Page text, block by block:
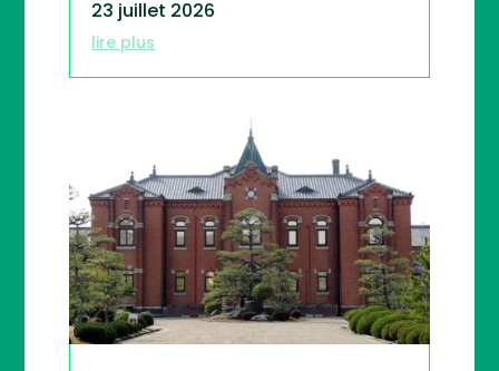
23 juillet 2026
lire plus